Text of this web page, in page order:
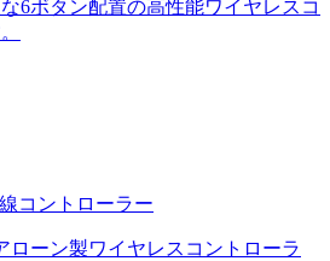
6ボタン配置の高性能ワイヤレスコ
コントローラー
ローン製ワイヤレスコントローラ